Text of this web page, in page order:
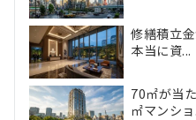
修繕積立
本当に資...
70㎡が当
㎡マンショ